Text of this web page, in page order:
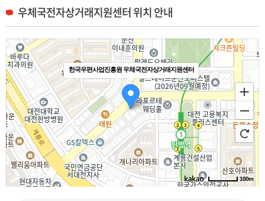
우체국전자상거래지원센터 위치 안내
한국우편사업진흥원 우체국전자상거래지원센터
100m